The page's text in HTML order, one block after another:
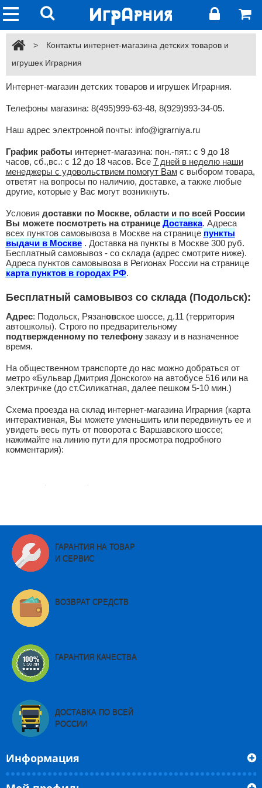
>
Контакты интернет-магазина детских товаров и
игрушек Играрния
Интернет-магазин детских товаров и игрушек Играрния.
Телефоны магазина: 8(495)999-63-48, 8(929)993-34-05.
Наш адрес электронной почты: info@igrarniya.ru
График работы интернет-магазина: пон.-пят.: с 9 до 18
часов, сб.,вс.: с 12 до 18 часов. Все 7 дней в неделю наши
менеджеры с удовольствием помогут Вамс выбором товара,
ответят на вопросы по наличию, доставке, а также любые
другие, которые у Вас могут возникнуть.
Условия доставки по Москве, области и по всей России
Вы можете посмотреть на странице Доставка. Адреса
всех пунктов самовывоза в Москве на странице пункты
выдачи в Москве. Доставка на пункты в Москве 300 руб.
Бесплатный самовывоз - со склада (адрес смотрите ниже).
Адреса пунктов самовывоза в Регионах России на странице
карта пунктов в городах РФ.
Бесплатный самовывоз со склада (Подольск):
Адрес: Подольск, Рязановское шоссе, д.11 (территория
автошколы). Строго по предварительному
подтвержденному по телефонузаказу и в назначенное
время.
На общественном транспорте до нас можно добраться от
метро «Бульвар Дмитрия Донского» на автобусе 516 или на
электричке (до ст.Силикатная, далее пешком 5-10 мин.)
Схема проезда на склад интернет-магазина Играрния (карта
интерактивная, Вы можете уменьшить или передвинуть ее и
увидеть весь путь от поворота с Варшавского шоссе;
нажимайте на линию пути для просмотра подробного
комментария):
ГАРАНТИЯ НА ТОВАР
И СЕРВИС
ВОЗВРАТ СРЕДСТВ
ГАРАНТИЯ КАЧЕСТВА
ДОСТАВКА ПО ВСЕЙ
РОССИИ
Информация